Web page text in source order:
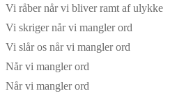
Vi råber når vi bliver ramt af ulykke
Vi skriger når vi mangler ord
Vi slår os når vi mangler ord
Når vi mangler ord
Når vi mangler ord